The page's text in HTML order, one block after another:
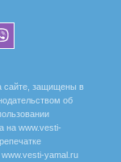
сайте, защищены в
об
на www.vesti-
yamal.ru